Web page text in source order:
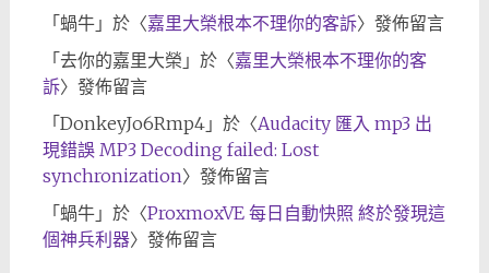
「 蝸牛」於〈嘉里大榮根本不理你的客訴〉發佈留言
「 去你的嘉里大榮 」於〈嘉里大榮根本不理你的客
訴〉發佈留言
「 DonkeyJo6Rmp4」於〈Audacity 匯入 mp3 出
現錯誤 MP3 Decoding failed: Lost
synchronization〉發佈留言
「 蝸牛」於〈ProxmoxVE 每日自動快照 終於發現這
個神兵利器〉發佈留言